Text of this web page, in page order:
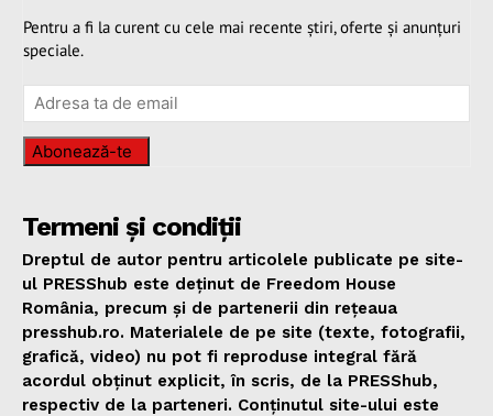
Pentru a fi la curent cu cele mai recente știri, oferte și anunțuri
speciale.
Abonează-te
Termeni și condiții
Dreptul de autor pentru articolele publicate pe site-
ul PRESShub este deținut de Freedom House
România, precum și de partenerii din rețeaua
presshub.ro. Materialele de pe site (texte, fotografii,
grafică, video) nu pot fi reproduse integral fără
acordul obținut explicit, în scris, de la PRESShub,
respectiv de la parteneri. Conținutul site-ului este